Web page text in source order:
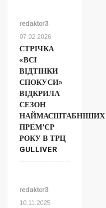
redaktor3
07.02.2026
СТРІЧКА
«ВСІ
ВІДТІНКИ
СПОКУСИ»
ВІДКРИЛА
СЕЗОН
НАЙМАСШТАБНІШИХ
ПРЕМʼЄР
РОКУ В ТРЦ
GULLIVER
redaktor3
10.11.2025